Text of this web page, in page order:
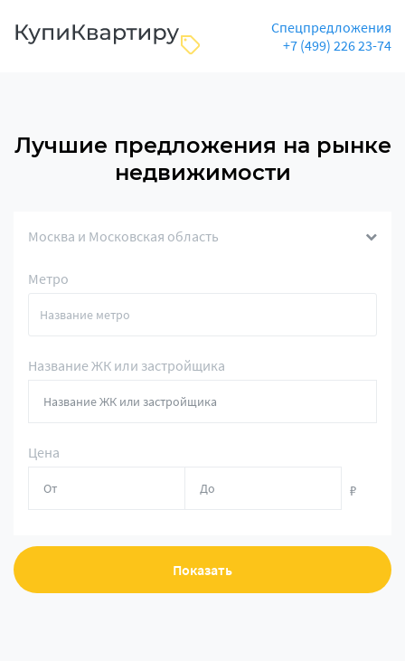
Спецпредложения
+7 (499) 226 23-74
Лучшие предложения на рынке
недвижимости
Москва и Московская область
Метро
Название ЖК или застройщика
Цена
₽
Показать